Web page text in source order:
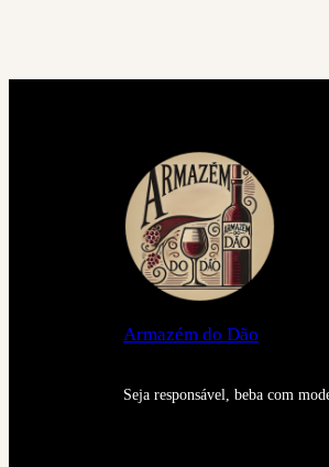
Armazém do Dão
Seja responsável, beba com